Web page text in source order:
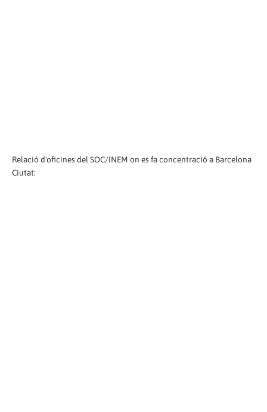
Relació d'oficines del SOC/INEM on es fa concentració a Barcelona
Ciutat: